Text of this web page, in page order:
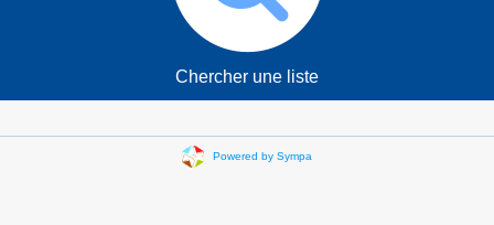
Chercher une liste
Powered by Sympa